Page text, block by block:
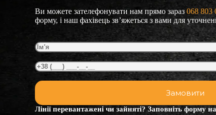
Ви можете зателефонувати нам прямо зараз 068 803
форму, і наш фахівець зв’яжеться з вами для
Лінії перевантажені чи зайняті? Заповніть форму